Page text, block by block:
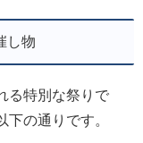
し物
る特別な祭りで
の通りです。